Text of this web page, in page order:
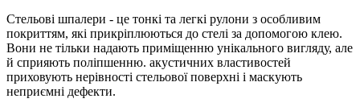
Стельові шпалери - це тонкі та легкі рулони з особливим
покриттям, які прикріплюються до стелі за допомогою клею.
Вони не тільки надають приміщенню унікального вигляду, але
й сприяють поліпшенню. акустичних властивостей
приховують нерівності стельової поверхні і маскують
неприємні дефекти.